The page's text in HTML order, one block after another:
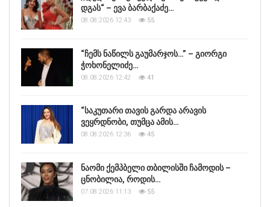
დგას“ – ევა ბარბაქაძე…
08.08.2026 12:43 55
“ჩემს ნაწილს გაუმარჯოს…” – გიორგი
ჭოხონელიძე…
08.08.2026 12:42 41
“საკუთარი თავის გარდა არავის
ვეყრდნობი, თუმცა ამის…
08.08.2026 12:36 45
ნაომი ქემპბელი თბილისში ჩამოდის –
ცნობილია, როდის…
07.08.2026 11:13 55